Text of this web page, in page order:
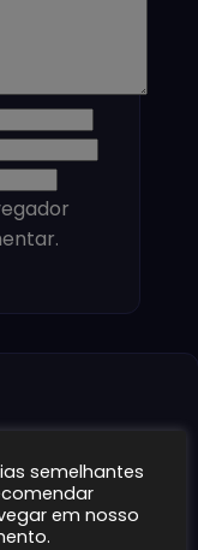
semelhantes
em nosso